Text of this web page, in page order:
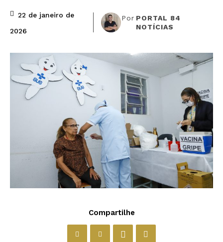
22 de janeiro de
2026
Por PORTAL 84
NOTÍCIAS
Compartilhe